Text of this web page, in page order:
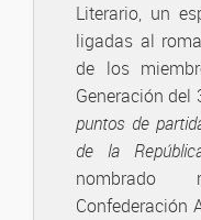
Literario, un
ligadas al
de los
Generación del
puntos de
de la
nombrado
Confederación